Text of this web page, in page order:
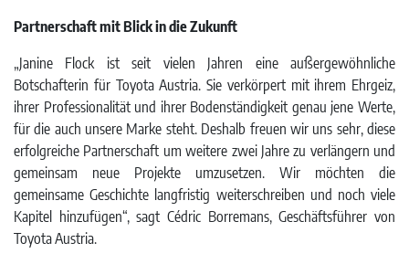
Partnerschaft mit Blick in die Zukunft
„Janine Flock ist seit vielen Jahren eine außergewöhnliche
Botschafterin für Toyota Austria. Sie verkörpert mit ihrem Ehrgeiz,
ihrer Professionalität und ihrer Bodenständigkeit genau jene Werte,
für die auch unsere Marke steht. Deshalb freuen wir uns sehr, diese
erfolgreiche Partnerschaft um weitere zwei Jahre zu verlängern und
gemeinsam neue Projekte umzusetzen. Wir möchten die
gemeinsame Geschichte langfristig weiterschreiben und noch viele
Kapitel hinzufügen“, sagt Cédric Borremans, Geschäftsführer von
Toyota Austria.